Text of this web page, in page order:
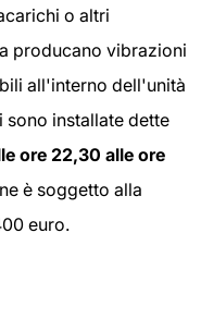
o altri
producano vibrazioni
all'interno dell'unità
installate dette
ore 22,30 alle ore
è soggetto alla
euro.